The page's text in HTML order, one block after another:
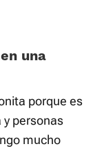
una
porque es
personas
mucho